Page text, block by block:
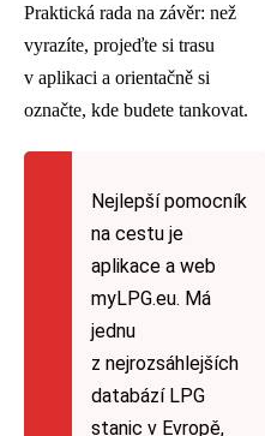
Praktická rada na závěr: než
vyrazíte, projeďte si trasu
v aplikaci a orientačně si
označte, kde budete tankovat.
Nejlepší pomocník
na cestu je
aplikace a web
myLPG.eu. Má
jednu
z nejrozsáhlejších
databází LPG
stanic v Evropě,